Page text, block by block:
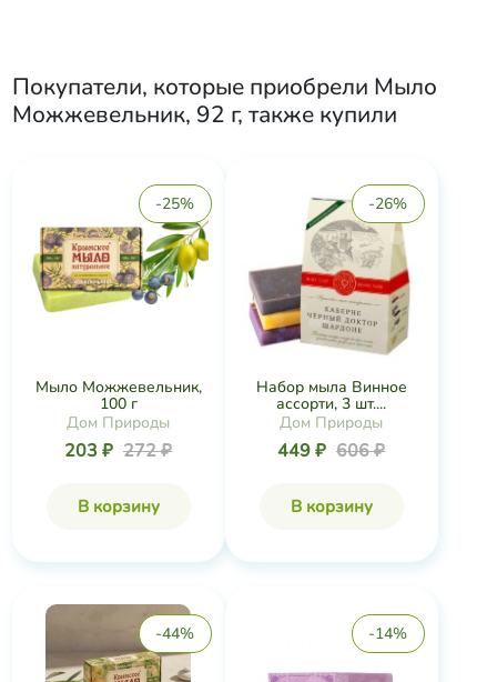
Покупатели, которые приобрели Мыло
Можжевельник, 92 г, также купили
-25%
Мыло Можжевельник,
100 г
Дом Природы
203 ₽ 272 ₽
В корзину
-26%
Набор мыла Винное
ассорти, 3 шт....
Дом Природы
449 ₽ 606 ₽
В корзину
-44% -14%